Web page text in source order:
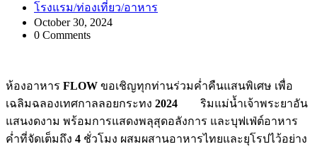
โรงแรม/ท่องเที่ยว/อาหาร
October 30, 2024
0 Comments
ห้องอาหาร FLOW ขอเชิญทุกท่านร่วมค่ำคืนแสนพิเศษ เพื่อ
เฉลิมฉลองเทศกาลลอยกระทง 2024 ริมแม่น้ำเจ้าพระยาอัน
แสนงดงาม พร้อมการแสดงพลุสุดอลังการ และบุฟเฟ่ต์อาหาร
ค่ำที่จัดเต็มถึง 4 ชั่วโมง ผสมผสานอาหารไทยและยุโรปไว้อย่าง